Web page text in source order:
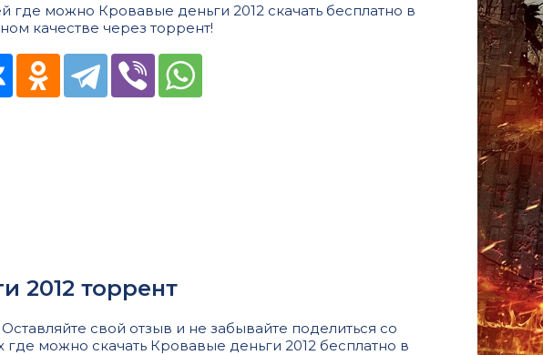
где можно Кровавые деньги 2012 скачать бесплатно в
качестве через торрент!
2012 торрент
свой отзыв и не забывайте поделиться со
где можно скачать Кровавые деньги 2012 бесплатно в